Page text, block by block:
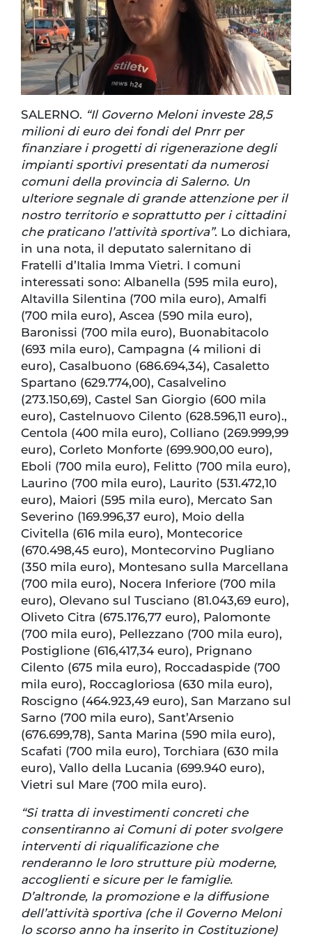
SALERNO. “Il Governo Meloni investe 28,5
milioni di euro dei fondi del Pnrr per
finanziare i progetti di rigenerazione degli
impianti sportivi presentati da numerosi
comuni della provincia di Salerno. Un
ulteriore segnale di grande attenzione per il
nostro territorio e soprattutto per i cittadini
che praticano l’attività sportiva”. Lo dichiara,
in una nota, il deputato salernitano di
Fratelli d’Italia Imma Vietri. I comuni
interessati sono: Albanella (595 mila euro),
Altavilla Silentina (700 mila euro), Amalfi
(700 mila euro), Ascea (590 mila euro),
Baronissi (700 mila euro), Buonabitacolo
(693 mila euro), Campagna (4 milioni di
euro), Casalbuono (686.694,34), Casaletto
Spartano (629.774,00), Casalvelino
(273.150,69), Castel San Giorgio (600 mila
euro), Castelnuovo Cilento (628.596,11 euro).,
Centola (400 mila euro), Colliano (269.999,99
euro), Corleto Monforte (699.900,00 euro),
Eboli (700 mila euro), Felitto (700 mila euro),
Laurino (700 mila euro), Laurito (531.472,10
euro), Maiori (595 mila euro), Mercato San
Severino (169.996,37 euro), Moio della
Civitella (616 mila euro), Montecorice
(670.498,45 euro), Montecorvino Pugliano
(350 mila euro), Montesano sulla Marcellana
(700 mila euro), Nocera Inferiore (700 mila
euro), Olevano sul Tusciano (81.043,69 euro),
Oliveto Citra (675.176,77 euro), Palomonte
(700 mila euro), Pellezzano (700 mila euro),
Postiglione (616,417,34 euro), Prignano
Cilento (675 mila euro), Roccadaspide (700
mila euro), Roccagloriosa (630 mila euro),
Roscigno (464.923,49 euro), San Marzano sul
Sarno (700 mila euro), Sant’Arsenio
(676.699,78), Santa Marina (590 mila euro),
Scafati (700 mila euro), Torchiara (630 mila
euro), Vallo della Lucania (699.940 euro),
Vietri sul Mare (700 mila euro).
“Si tratta di investimenti concreti che
consentiranno ai Comuni di poter svolgere
interventi di riqualificazione che
renderanno le loro strutture più moderne,
accoglienti e sicure per le famiglie.
D’altronde, la promozione e la diffusione
dell’attività sportiva (che il Governo Meloni
lo scorso anno ha inserito in Costituzione)